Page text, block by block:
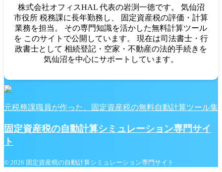
株式会社オフィスHAL 代表の岩渕一徳です。 気仙沼
市役所 税務課に長年勤務し、 固定資産税の評価・計算
業務を担当。 その専門知識を活かした無料計算ツール
を このサイトで公開しています。 現在は司法書士・行
政書士として 相続登記・空家・不動産の法的手続きを
気仙沼を中心にサポートしています。
元税務課職員が作った、固定資産税の無料自動計算ツール集
固定資産税の自動計算シミュレーション専門サイ
ト
© 2026 固定資産税の自動計算シミュレーション専門サイト